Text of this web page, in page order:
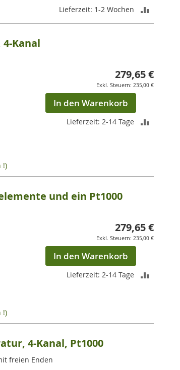
Lieferzeit: 1-2 Wochen
Kanal
279,65 €
235,00 €
In den Warenkorb
Lieferzeit: 2-14 Tage
!)
und ein Pt1000
279,65 €
235,00 €
In den Warenkorb
Lieferzeit: 2-14 Tage
!)
4-Kanal, Pt1000
freien Enden